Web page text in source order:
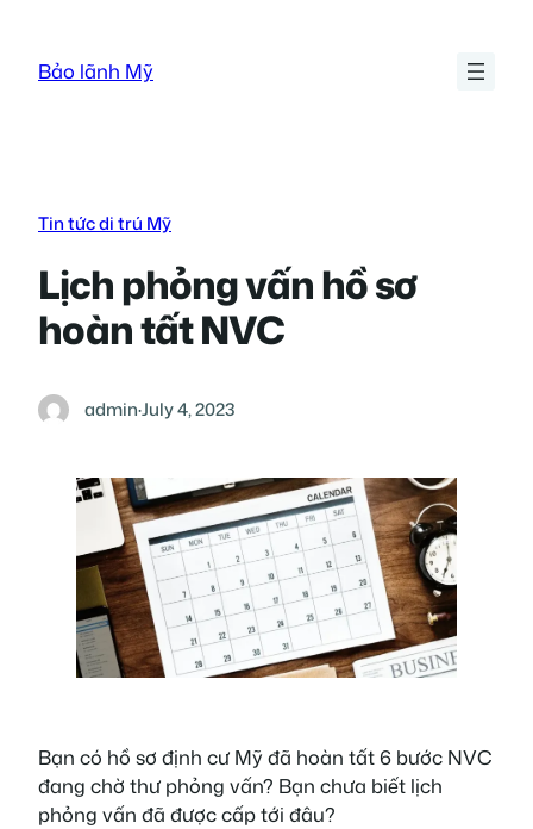
content
Bảo lãnh Mỹ
Tin tức di trú Mỹ
Lịch phỏng vấn hồ sơ
hoàn tất NVC
admin·July 4, 2023
Bạn có hồ sơ định cư Mỹ đã hoàn tất 6 bước NVC
đang chờ thư phỏng vấn? Bạn chưa biết lịch
phỏng vấn đã được cấp tới đâu?